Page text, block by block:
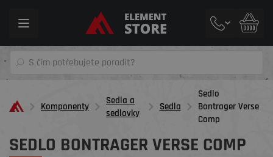
Toggle
Komponenty
Sedla a
sedlovky
Sedla
Sedlo
Bontrager Verse
Comp
SEDLO BONTRAGER VERSE COMP